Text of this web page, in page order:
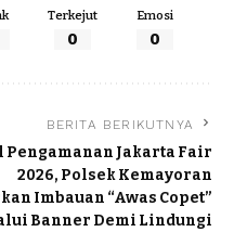
Terkejut
0
Emosi
0
BERITA BERIKUTNYA
Pengamanan Jakarta Fair
2026, Polsek Kemayoran
Imbauan “Awas Copet”
Banner Demi Lindungi